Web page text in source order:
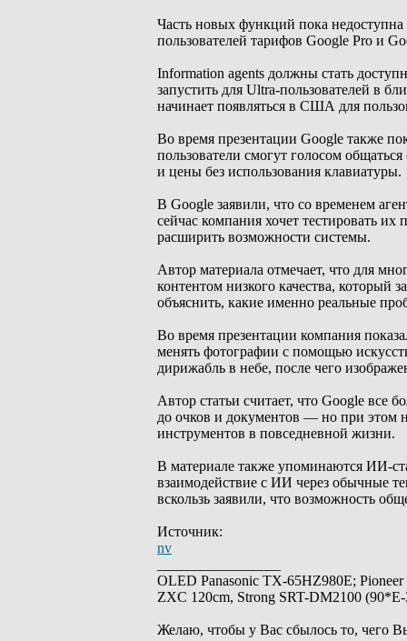
Часть новых функций пока недоступна
пользователей тарифов Google Pro и
Information agents должны стать
запустить для Ultra-пользователей в
начинает появляться в США для
Во время презентации Google также
пользователи смогут голосом
и цены без использования клавиатуры.
В Google заявили, что со временем
сейчас компания хочет тестировать
расширить возможности системы.
Автор материала отмечает, что для
контентом низкого качества, который
объяснить, какие именно реальные
Во время презентации компания
менять фотографии с помощью
дирижабль в небе, после чего
Автор статьи считает, что Google
до очков и документов — но при этом
инструментов в повседневной жизни.
В материале также упоминаются ИИ-
взаимодействие с ИИ через обычные
вскользь заявили, что возможность
Источник:
nv
OLED Panasonic TX-65HZ980E;
ZXC 120cm, Strong SRT-DM2100
Желаю, чтобы у Вас сбылось то, чего